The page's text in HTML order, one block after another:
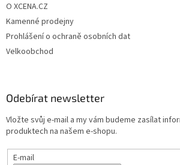
O XCENA.CZ
Kamenné prodejny
Prohlášení o ochraně osobních dat
Velkoobchod
Odebírat newsletter
Vložte svůj e-mail a my vám budeme zasílat
produktech na našem e-shopu.
E-mail